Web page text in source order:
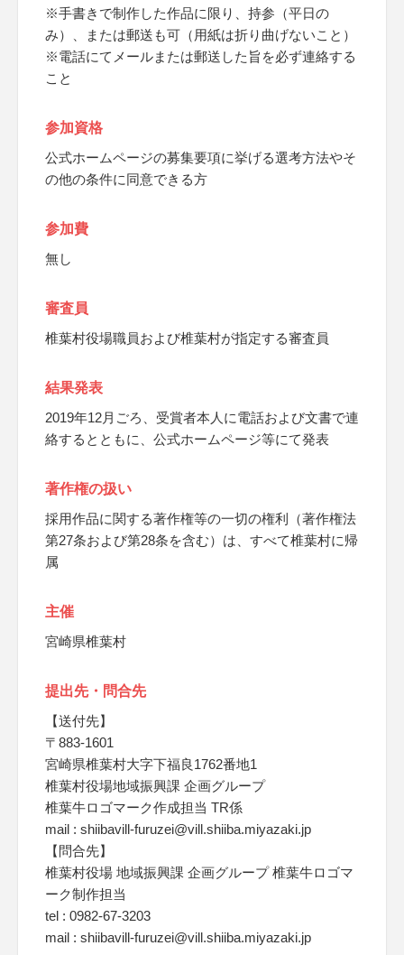
※手書きで制作した作品に限り、持参（平日の
み）、または郵送も可（用紙は折り曲げないこと）
※電話にてメールまたは郵送した旨を必ず連絡する
こと
参加資格
公式ホームページの募集要項に挙げる選考方法やそ
の他の条件に同意できる方
参加費
無し
審査員
椎葉村役場職員および椎葉村が指定する審査員
結果発表
2019年12月ごろ、受賞者本人に電話および文書で連
絡するとともに、公式ホームページ等にて発表
著作権の扱い
採用作品に関する著作権等の一切の権利（著作権法
第27条および第28条を含む）は、すべて椎葉村に帰
属
主催
宮崎県椎葉村
提出先・問合先
【送付先】
〒883-1601
宮崎県椎葉村大字下福良1762番地1
椎葉村役場地域振興課 企画グループ
椎葉牛ロゴマーク作成担当 TR係
mail : shiibavill-furuzei@vill.shiiba.miyazaki.jp
【問合先】
椎葉村役場 地域振興課 企画グループ 椎葉牛ロゴマ
ーク制作担当
tel : 0982-67-3203
mail : shiibavill-furuzei@vill.shiiba.miyazaki.jp